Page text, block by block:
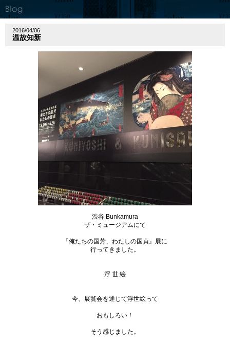
2016/04/06
温故知新
渋谷 Bunkamura
ザ・ミュージアムにて
『俺たちの国芳、わたしの国貞』展に
行ってきました。
浮 世 絵
今、展覧会を通じて浮世絵って
おもしろい！
そう感じました。